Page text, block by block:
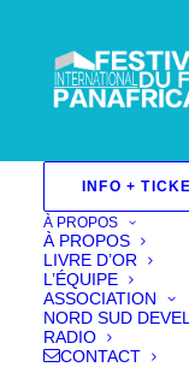
INFO +
À PROPOS
À PROPOS
LIVRE D’OR
L’ÉQUIPE
ASSOCIATION
NORD SUD
RADIO
CONTACT